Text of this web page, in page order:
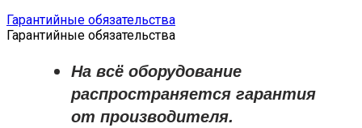
Гарантийные обязательства
Гарантийные обязательства
На всё оборудование
распространяется гарантия
от производителя.